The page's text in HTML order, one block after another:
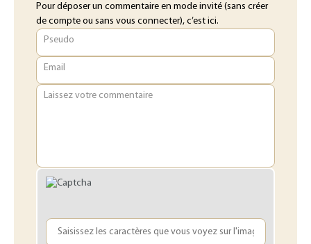
Pour déposer un commentaire en mode invité (sans créer
de compte ou sans vous connecter), c’est ici.
Pseudo
Email
Laissez votre commentaire